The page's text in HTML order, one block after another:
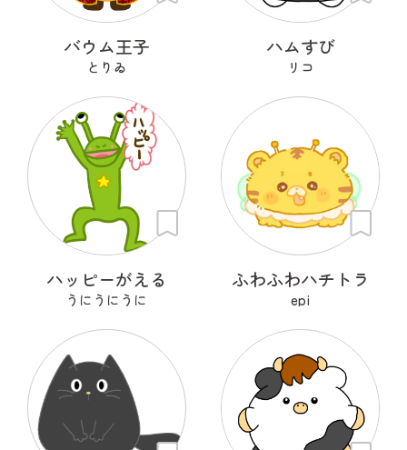
バウム王子
とりゐ
ハムすび
リコ
ハッピーがえる
うにうにうに
ふわふわハチトラ
epi